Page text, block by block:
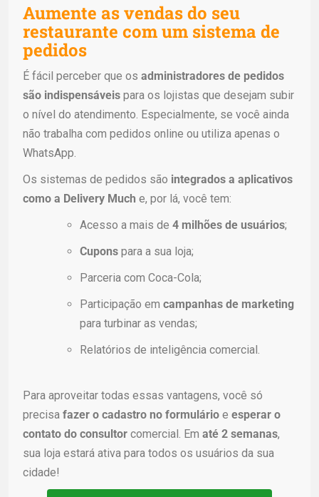
Aumente as vendas do seu
restaurante com um sistema de
pedidos
É fácil perceber que os administradores de pedidos
são indispensáveis para os lojistas que desejam subir
o nível do atendimento. Especialmente, se você ainda
não trabalha com pedidos online ou utiliza apenas o
WhatsApp.
Os sistemas de pedidos são integrados a aplicativos
como a Delivery Much e, por lá, você tem:
Acesso a mais de 4 milhões de usuários;
Cupons para a sua loja;
Parceria com Coca-Cola;
Participação em campanhas de marketing
para turbinar as vendas;
Relatórios de inteligência comercial.
Para aproveitar todas essas vantagens, você só
precisa fazer o cadastro no formulário e esperar o
contato do consultor comercial. Em até 2 semanas,
sua loja estará ativa para todos os usuários da sua
cidade!